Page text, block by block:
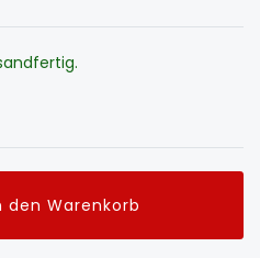
den Warenkorb